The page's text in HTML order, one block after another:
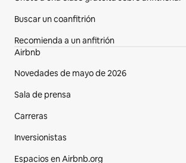
Buscar un coanfitrión
Recomienda a un anfitrión
Airbnb
Novedades de mayo de 2026
Sala de prensa
Carreras
Inversionistas
Espacios en Airbnb.org